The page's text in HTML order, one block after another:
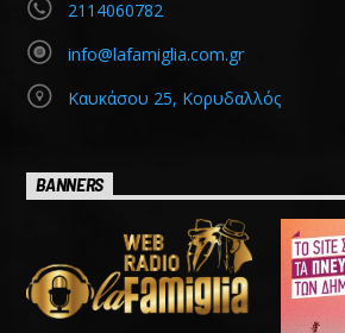
2114060782
info@lafamiglia.com.gr
Καυκάσου 25, Κορυδαλλός
BANNERS